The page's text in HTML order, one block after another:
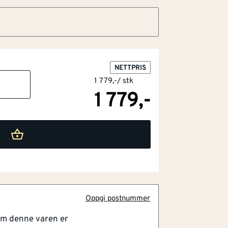
NETTPRIS
1 779,-/ stk
1 779,-
Oppgi postnummer
denne varen er